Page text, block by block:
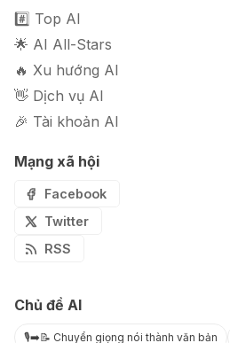
#️⃣ Top AI
🌟 AI All-Stars
🔥 Xu hướng AI
👋 Dịch vụ AI
🎉 Tài khoản AI
Mạng xã hội
Facebook
Twitter
RSS
Chủ đề AI
🎙️➡️📝 Chuyển giọng nói thành văn bản